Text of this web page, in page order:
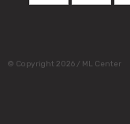
© Copyright 2026 / ML Center